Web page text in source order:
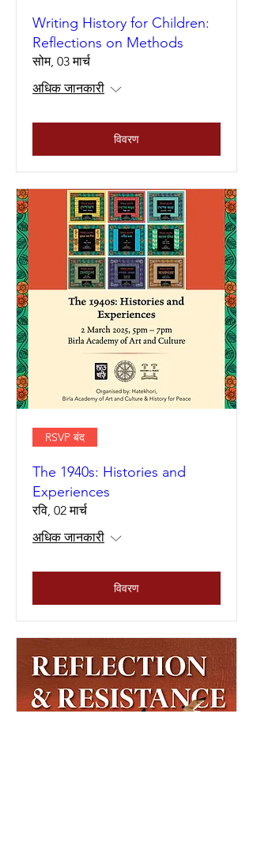
Writing History for Children:
Reflections on Methods
सोम, 03 मार्च
अधिक जानकारी
विवरण
RSVP बंद
The 1940s: Histories and
Experiences
रवि, 02 मार्च
अधिक जानकारी
विवरण